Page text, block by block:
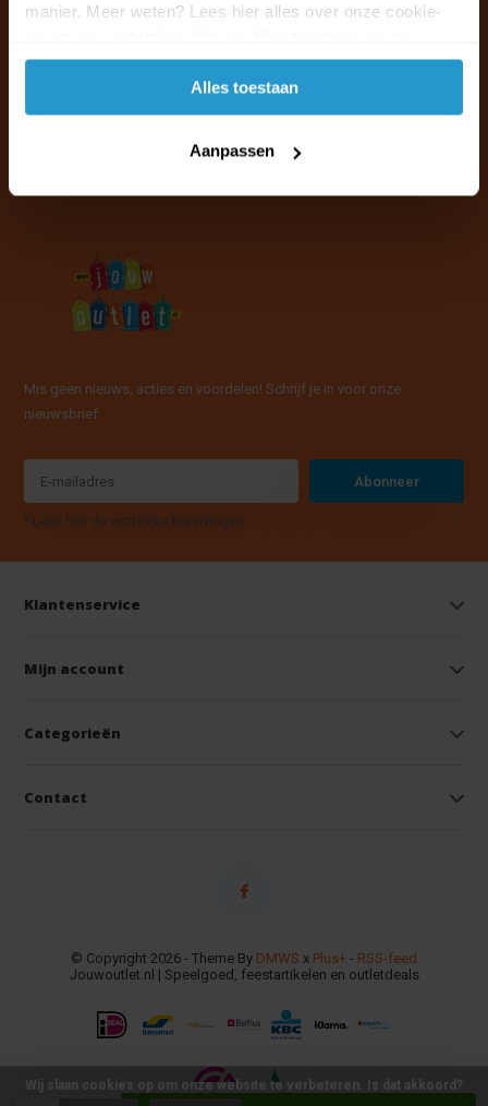
manier. Meer weten? Lees hier alles over onze cookie-
accepteren.
Alles toestaan
Aanpassen
+31 (0)13 785 62 41
Naar de klantenservice & FAQ
Mis geen nieuws, acties en voordelen! Schrijf je in voor onze
nieuwsbrief
Abonneer
* Lees hier de wettelijke beperkingen
Klantenservice
Mijn account
Categorieën
Contact
© Copyright 2026 - Theme By DMWS x Plus+ - RSS-feed
Jouwoutlet.nl | Speelgoed, feestartikelen en outletdeals
Wij slaan cookies op om onze website te verbeteren. Is dat akkoord?